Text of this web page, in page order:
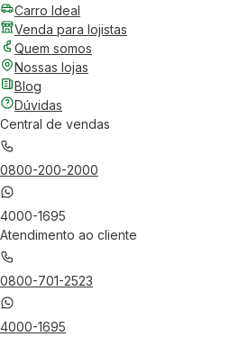
Carro Ideal
Venda para lojistas
Quem somos
Nossas lojas
Blog
Dúvidas
Central de vendas
0800-200-2000
4000-1695
Atendimento ao cliente
0800-701-2523
4000-1695